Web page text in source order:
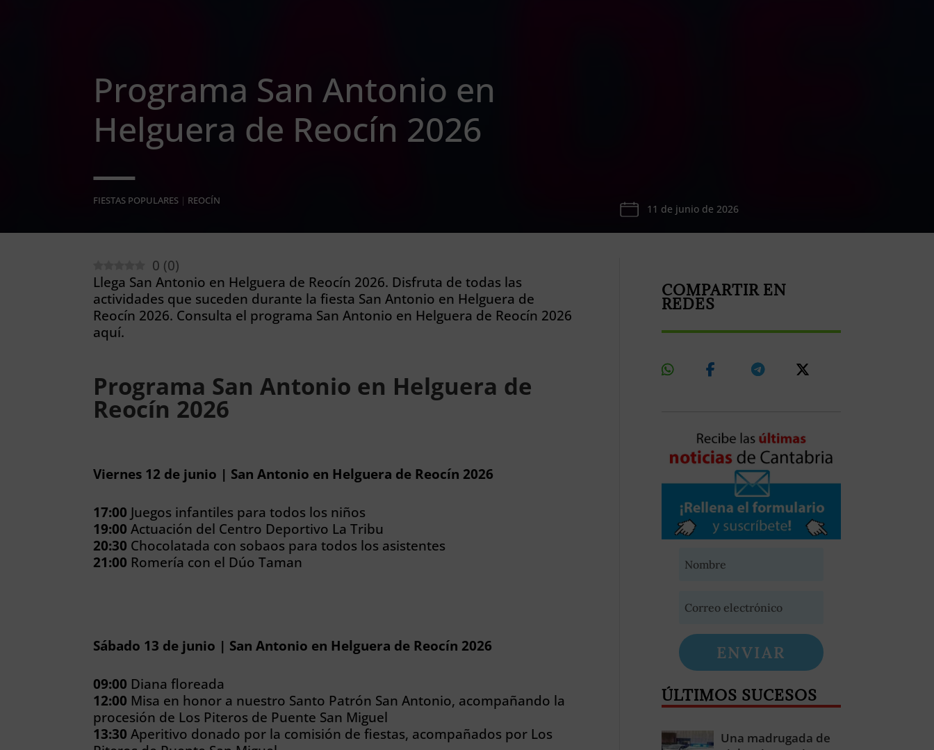
Programa San Antonio en
Helguera de Reocín 2026
FIESTAS POPULARES | REOCÍN
11 de junio de 2026
0 (0)
Llega San Antonio en Helguera de Reocín 2026. Disfruta de todas las
actividades que suceden durante la fiesta San Antonio en Helguera de
Reocín 2026. Consulta el programa San Antonio en Helguera de Reocín 2026
aquí.
Programa San Antonio en Helguera de
Reocín 2026
Viernes 12 de junio | San Antonio en Helguera de Reocín 2026
17:00 Juegos infantiles para todos los niños
19:00 Actuación del Centro Deportivo La Tribu
20:30 Chocolatada con sobaos para todos los asistentes
21:00 Romería con el Dúo Taman
Sábado 13 de junio | San Antonio en Helguera de Reocín 2026
09:00 Diana floreada
12:00 Misa en honor a nuestro Santo Patrón San Antonio, acompañando la
procesión de Los Piteros de Puente San Miguel
13:30 Aperitivo donado por la comisión de fiestas, acompañados por Los
COMPARTIR EN
REDES
ENVIAR
ÚLTIMOS SUCESOS
Una madrugada de